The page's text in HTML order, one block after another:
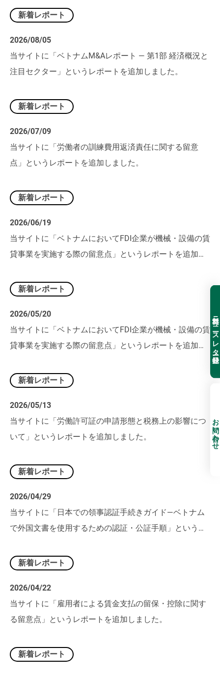
新着レポート
2026/08/05
当サイトに「ベトナムM&Aレポート ― 第1部 経済概況と
注目セクター」というレポートを追加しました。
新着レポート
2026/07/09
当サイトに「労働者の訓練費用返済責任に関する留意
点」というレポートを追加しました。
新着レポート
2026/06/19
当サイトに「ベトナムにおいてFDI企業が機械・設備の賃
貸事業を実施する際の留意点」というレポートを追加し
新着レポート
2026/05/20
当サイトに「ベトナムにおいてFDI企業が機械・設備の賃
貸事業を実施する際の留意点」というレポートを追加し
新着レポート
2026/05/13
当サイトに「労働許可証の申請形態と税務上の影響につ
いて」というレポートを追加しました。
新着レポート
2026/04/29
当サイトに「日本での領事認証手続きガイド―ベトナム
で外国文書を使用するための認証・公証手順」というレ
新着レポート
2026/04/22
当サイトに「雇用者による賃金支払の留保・控除に関す
る留意点」というレポートを追加しました。
新着レポート
無料ニュースレター登録
お問い合わせ